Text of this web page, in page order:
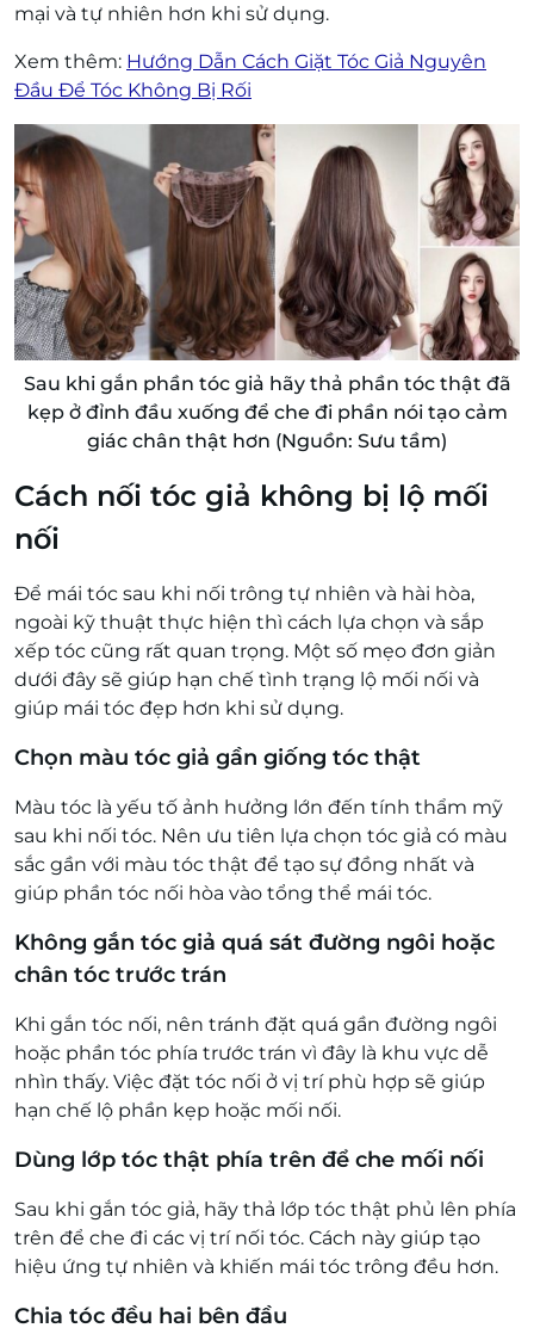
mại và tự nhiên hơn khi sử dụng.
Xem thêm: Hướng Dẫn Cách Giặt Tóc Giả Nguyên
Đầu Để Tóc Không Bị Rối
Sau khi gắn phần tóc giả hãy thả phần tóc thật đã
kẹp ở đỉnh đầu xuống để che đi phần nói tạo cảm
giác chân thật hơn (Nguồn: Sưu tầm)
Cách nối tóc giả không bị lộ mối
nối
Để mái tóc sau khi nối trông tự nhiên và hài hòa,
ngoài kỹ thuật thực hiện thì cách lựa chọn và sắp
xếp tóc cũng rất quan trọng. Một số mẹo đơn giản
dưới đây sẽ giúp hạn chế tình trạng lộ mối nối và
giúp mái tóc đẹp hơn khi sử dụng.
Chọn màu tóc giả gần giống tóc thật
Màu tóc là yếu tố ảnh hưởng lớn đến tính thẩm mỹ
sau khi nối tóc. Nên ưu tiên lựa chọn tóc giả có màu
sắc gần với màu tóc thật để tạo sự đồng nhất và
giúp phần tóc nối hòa vào tổng thể mái tóc.
Không gắn tóc giả quá sát đường ngôi hoặc
chân tóc trước trán
Khi gắn tóc nối, nên tránh đặt quá gần đường ngôi
hoặc phần tóc phía trước trán vì đây là khu vực dễ
nhìn thấy. Việc đặt tóc nối ở vị trí phù hợp sẽ giúp
hạn chế lộ phần kẹp hoặc mối nối.
Dùng lớp tóc thật phía trên để che mối nối
Sau khi gắn tóc giả, hãy thả lớp tóc thật phủ lên phía
trên để che đi các vị trí nối tóc. Cách này giúp tạo
hiệu ứng tự nhiên và khiến mái tóc trông đều hơn.
Chia tóc đều hai bên đầu